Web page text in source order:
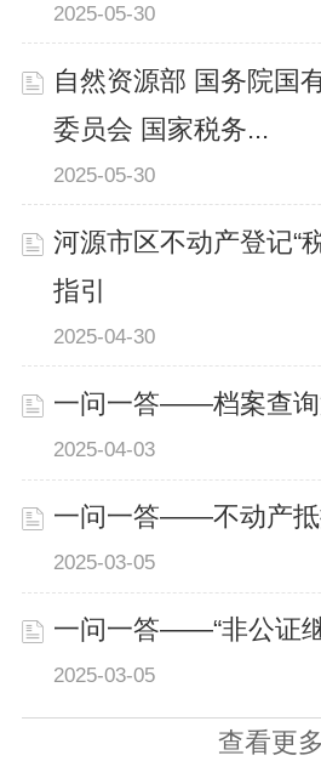
2025-05-30
自然资源部 国务院国
委员会 国家税务...
2025-05-30
河源市区不动产登记“
指引
2025-04-30
一问一答——档案查
2025-04-03
一问一答——不动产抵
2025-03-05
一问一答——“非公证
2025-03-05
查看更多